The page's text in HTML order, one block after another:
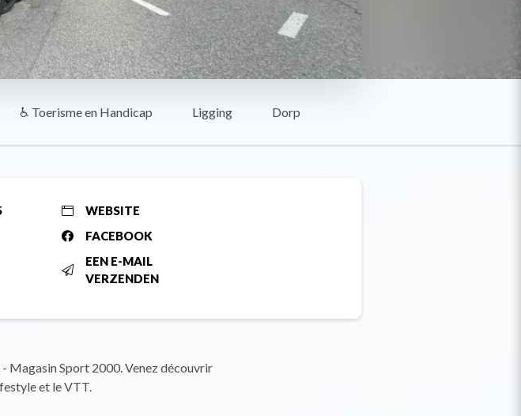
♿ Toerisme en Handicap Ligging Dorp
WEBSITE
FACEBOOK
EEN E-MAIL
VERZENDEN
Magasin Sport 2000. Venez découvrir
et le VTT.